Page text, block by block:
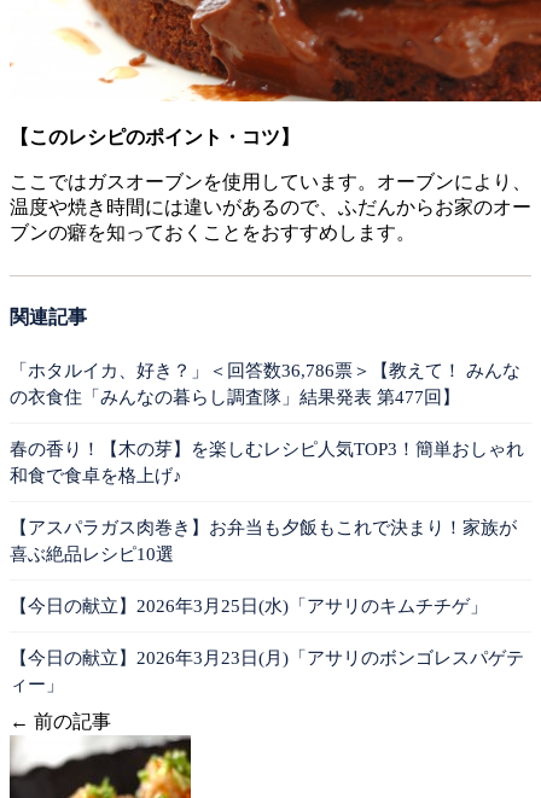
【このレシピのポイント・コツ】
ここではガスオーブンを使用しています。オーブンにより、
温度や焼き時間には違いがあるので、ふだんからお家のオー
ブンの癖を知っておくことをおすすめします。
関連記事
「ホタルイカ、好き？」＜回答数36,786票＞【教えて！ みんな
の衣食住「みんなの暮らし調査隊」結果発表 第477回】
春の香り！【木の芽】を楽しむレシピ人気TOP3！簡単おしゃれ
和食で食卓を格上げ♪
【アスパラガス肉巻き】お弁当も夕飯もこれで決まり！家族が
喜ぶ絶品レシピ10選
【今日の献立】2026年3月25日(水)「アサリのキムチチゲ」
【今日の献立】2026年3月23日(月)「アサリのボンゴレスパゲテ
ィー」
← 前の記事